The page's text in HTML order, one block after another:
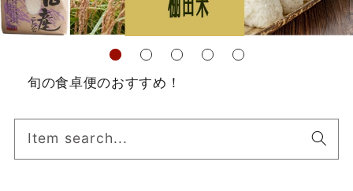
旬の食卓便のおすすめ！
Item search...